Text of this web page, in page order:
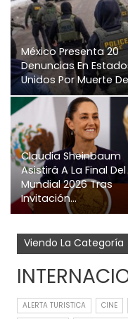
México Presenta 20
Denuncias En
Unidos Por Muerte
Claudia Sheinbaum
Asistirá A La Final Del
Mundial 2026 Tras
Invitación…
Viendo La Categoría
ALERTA TURISTICA CINE